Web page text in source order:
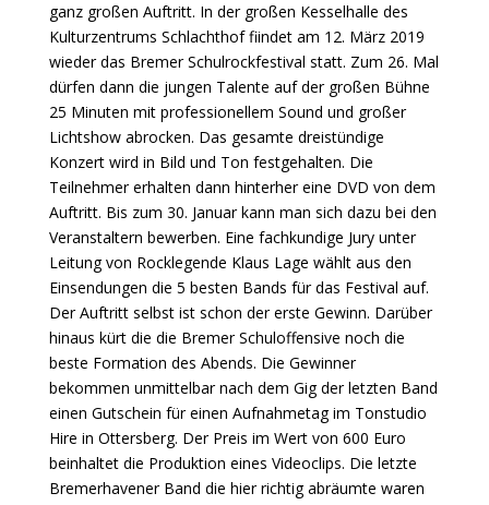
ganz großen Auftritt. In der großen Kesselhalle des
Kulturzentrums Schlachthof fiindet am 12. März 2019
wieder das Bremer Schulrockfestival statt. Zum 26. Mal
dürfen dann die jungen Talente auf der großen Bühne
25 Minuten mit professionellem Sound und großer
Lichtshow abrocken. Das gesamte dreistündige
Konzert wird in Bild und Ton festgehalten. Die
Teilnehmer erhalten dann hinterher eine DVD von dem
Auftritt. Bis zum 30. Januar kann man sich dazu bei den
Veranstaltern bewerben. Eine fachkundige Jury unter
Leitung von Rocklegende Klaus Lage wählt aus den
Einsendungen die 5 besten Bands für das Festival auf.
Der Auftritt selbst ist schon der erste Gewinn. Darüber
hinaus kürt die die Bremer Schuloffensive noch die
beste Formation des Abends. Die Gewinner
bekommen unmittelbar nach dem Gig der letzten Band
einen Gutschein für einen Aufnahmetag im Tonstudio
Hire in Ottersberg. Der Preis im Wert von 600 Euro
beinhaltet die Produktion eines Videoclips. Die letzte
Bremerhavener Band die hier richtig abräumte waren